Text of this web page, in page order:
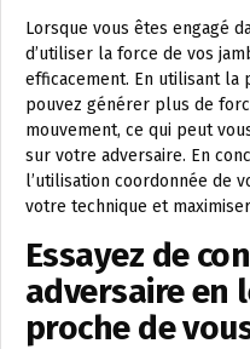
Lorsque vous êtes engagé
d’utiliser la force de vos
efficacement. En utilisant la
pouvez générer plus de
mouvement, ce qui peut
sur votre adversaire. En
l’utilisation coordonnée de
votre technique et
Essayez de
adversaire en
proche de